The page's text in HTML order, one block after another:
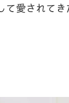
て愛されて